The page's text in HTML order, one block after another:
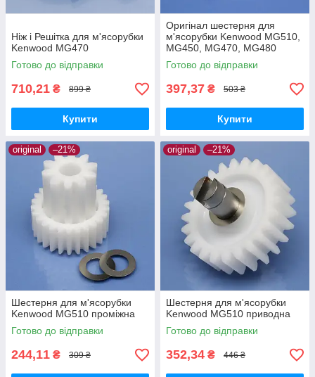
Ніж і Решітка для м'ясорубки
Kenwood MG470
Готово до відправки
710,21 ₴ 899 ₴
Купити
Оригінал шестерня для
м'ясорубки Kenwood MG510,
MG450, MG470, MG480
PRO1600 PRO1400
Готово до відправки
397,37 ₴ 503 ₴
Купити
original –21%
Шестерня для м'ясорубки
Kenwood MG510 проміжна
Готово до відправки
244,11 ₴ 309 ₴
original –21%
Шестерня для м'ясорубки
Kenwood MG510 приводна
Готово до відправки
352,34 ₴ 446 ₴